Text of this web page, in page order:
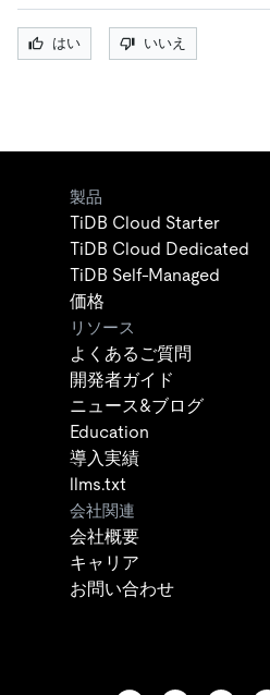
はい いいえ
製品
TiDB Cloud Starter
TiDB Cloud Dedicated
TiDB Self-Managed
価格
リソース
よくあるご質問
開発者ガイド
ニュース&ブログ
Education
導入実績
llms.txt
会社関連
会社概要
キャリア
お問い合わせ